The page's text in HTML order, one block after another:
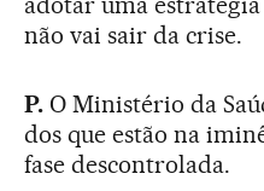
não vai sair da crise.
P. O Ministério da
dos que estão na
fase descontrolada.